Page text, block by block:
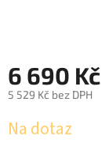
6 690 Kč
5 529 Kč bez DPH
cena:
Na dotaz